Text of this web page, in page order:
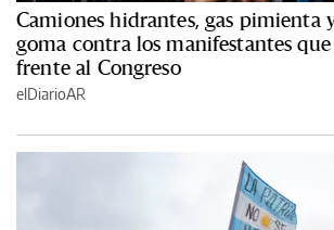
Camiones hidrantes, gas pimienta
goma contra los manifestantes
frente al Congreso
elDiarioAR